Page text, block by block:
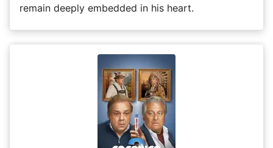
remain deeply embedded in his heart.